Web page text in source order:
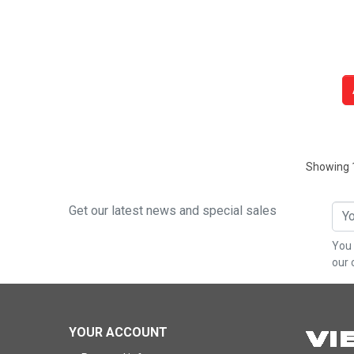
Showing
Get our latest news and special sales
our
YOUR ACCOUNT